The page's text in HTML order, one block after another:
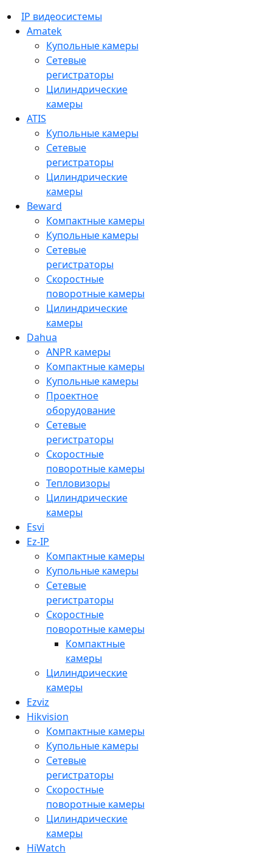
IP видеосистемы
Amatek
Купольные камеры
Сетевые
регистраторы
Цилиндрические
камеры
ATIS
Купольные камеры
Сетевые
регистраторы
Цилиндрические
камеры
Beward
Компактные камеры
Купольные камеры
Сетевые
регистраторы
Скоростные
поворотные камеры
Цилиндрические
камеры
Dahua
ANPR камеры
Компактные камеры
Купольные камеры
Проектное
оборудование
Сетевые
регистраторы
Скоростные
поворотные камеры
Тепловизоры
Цилиндрические
камеры
Esvi
Ez-IP
Компактные камеры
Купольные камеры
Сетевые
регистраторы
Скоростные
поворотные камеры
Компактные
камеры
Цилиндрические
камеры
Ezviz
Hikvision
Компактные камеры
Купольные камеры
Сетевые
регистраторы
Скоростные
поворотные камеры
Цилиндрические
камеры
HiWatch